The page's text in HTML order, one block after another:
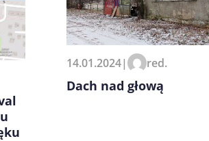
moje dane w tej przeglądarce
komentarzy.
14.01.2024| red.
Dach nad głową